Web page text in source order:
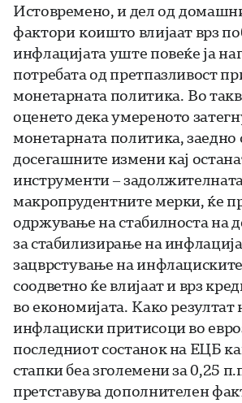
Истовремено, и дел од
фактори коишто влијаат врз
инфлацијата уште повеќе ја
потребата од претпазливост
монетарната политика. Во
оценето дека умереното
монетарната политика, заедно
досегашните измени кај
инструменти –
макропрудентните мерки, ќе
одржување на стабилноста на
за стабилизирање на
зацврстување на
соодветно ќе влијаат и врз
во економијата. Како резултат
инфлациски притисоци во
последниот состанок на ЕЦБ
стапки беа зголемени за 0,25
претставува дополнителен